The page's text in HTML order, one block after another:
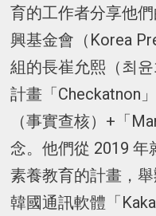
育的工作者分享他
興基金會（Korea
組的長崔允熙（최
計畫「Checkatnon
（事實查核）+「
念。他們從 2019 年
素養教育的計畫，
韓國通訊軟體「